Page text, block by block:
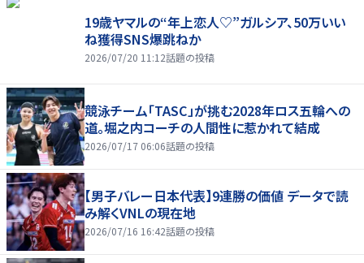
19歳ヤマルの“年上恋人♡”ガルシア、50万いい
ね獲得SNS爆跳ねか
2026/07/20 11:12話題の投稿
競泳チーム「TASC」が挑む2028年ロス五輪への
道。堀之内コーチの人間性に惹かれて結成
2026/07/17 06:06話題の投稿
【男子バレー日本代表】9連勝の価値 データで読
み解くVNLの現在地
2026/07/16 16:42話題の投稿